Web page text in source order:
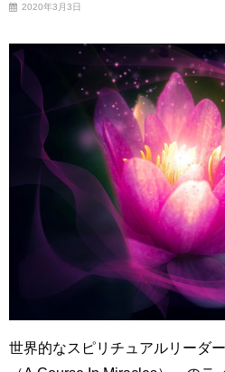
2020年3月3日
世界的なスピリチュアルリーダ